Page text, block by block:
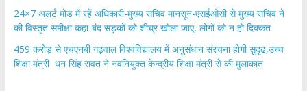
24×7 अलर्ट मोड में रहें अधिकारी-मुख्य सचिव मानसून-एसईओसी से मुख्य सचिव ने
की विस्तृत समीक्षा कहा-बंद सड़कों को शीघ्र खोला जाए, लोगों को न हो दिक्कत
459 करोड़ से एचएनबी गढ़वाल विश्वविद्यालय में अनुसंधान संरचना होगी सुदृढ,उच्च
शिक्षा मंत्री धन सिंह रावत ने नवनियुक्त केन्द्रीय शिक्षा मंत्री से की मुलाकात